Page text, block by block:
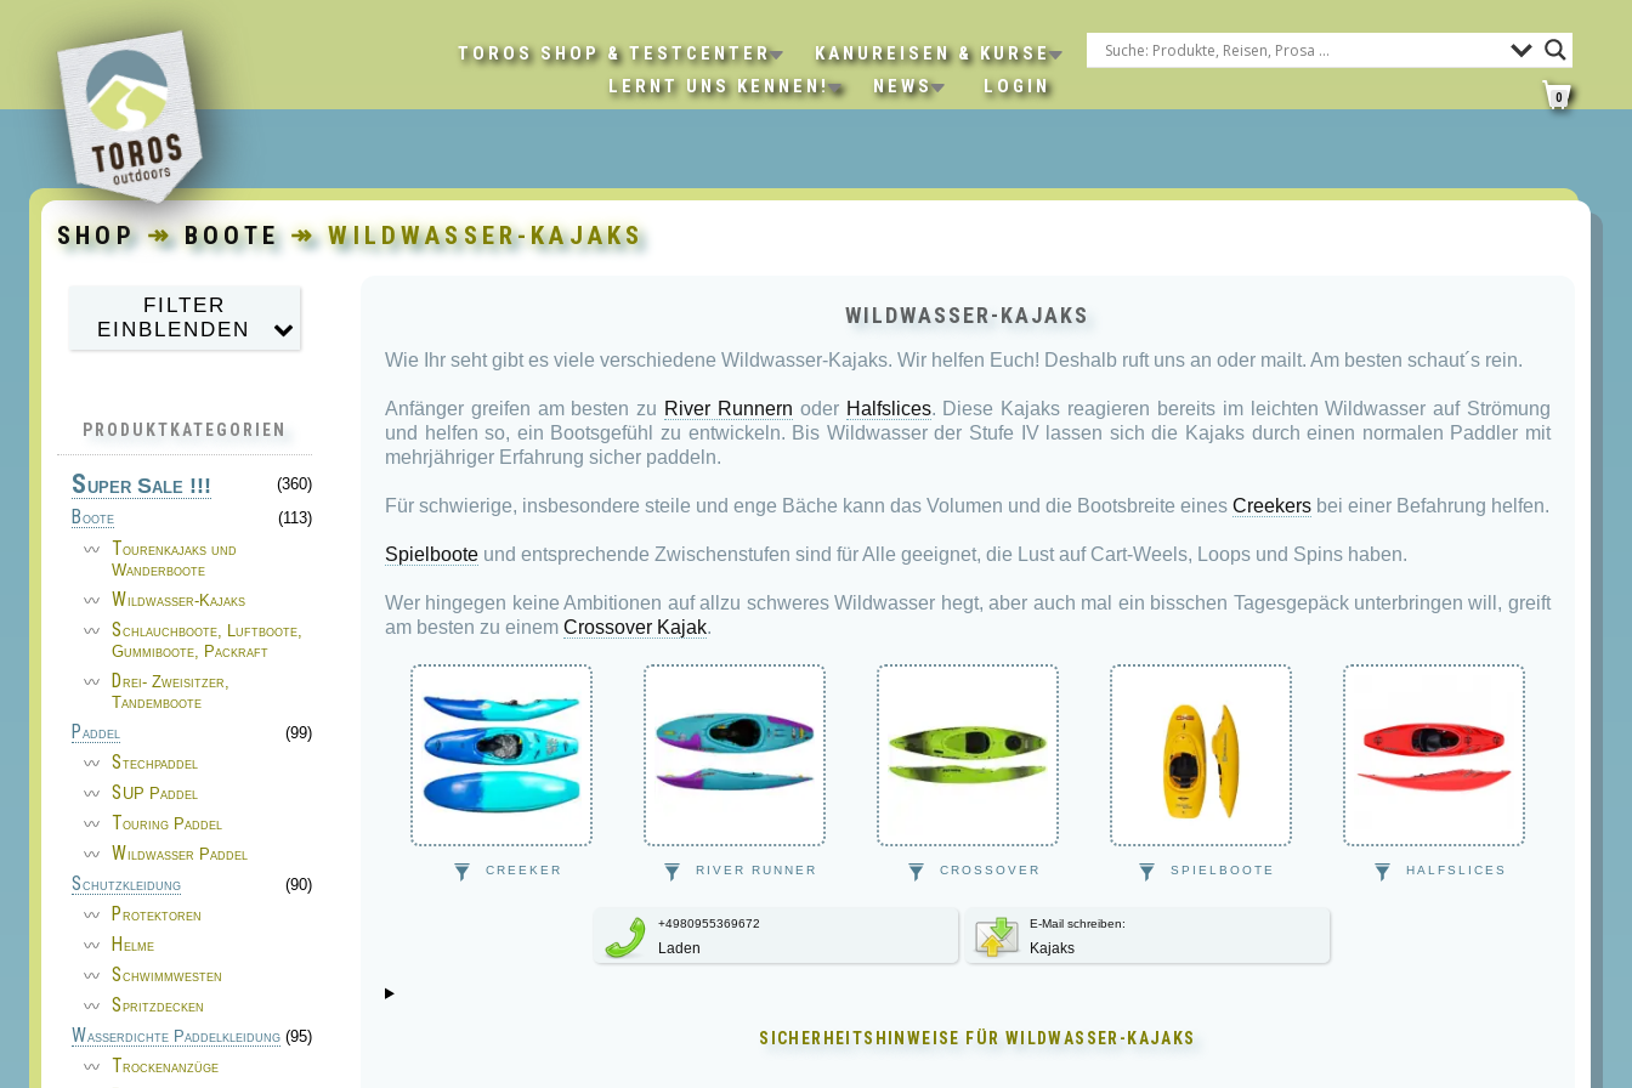
TOROS SHOP & TESTCENTER
KANUREISEN & KURSE
LERNT UNS KENNEN!
NEWS LOGIN
0
SHOP ↠ BOOTE↠ WILDWASSER-KAJAKS
WILDWASSER-KAJAKS
Wie Ihr seht gibt es viele verschiedene Wildwasser-Kajaks.Wir helfen Euch! Deshalb ruft uns an oder mailt. Am besten schaut´s rein.
Anfänger greifen am besten zu River Runnern oder Halfslices. Diese Kajaks reagieren bereits im leichten Wildwasser auf Strömung
und helfen so, ein Bootsgefühl zu entwickeln. Bis Wildwasser der Stufe IV lassen sich die Kajaks durch einen normalen Paddler mit
mehrjähriger Erfahrung sicher paddeln.
Für schwierige, insbesondere steile und enge Bäche kann das Volumen und die Bootsbreite einesCreekers bei einer Befahrung helfen.
Spielboote und entsprechende Zwischenstufen sind für Alle geeignet, die Lust auf Cart-Weels, Loops und Spins haben.
Wer hingegen keine Ambitionen auf allzu schweres Wildwasser hegt, aber auch mal ein bisschen Tagesgepäck unterbringen will, greift
am besten zu einemCrossover Kajak.
CREEKER RIVER RUNNER CROSSOVER SPIELBOOTE HALFSLICES
+4980955369672
Laden
E-Mail schreiben:
Kajaks
SICHERHEITSHINWEISE FÜR WILDWASSER-KAJAKS
FILTER
EINBLENDEN
PRODUKTKATEGORIEN
Super Sale !!!
(360)
Boote
(113)
Tourenkajaks und
Wanderboote
Wildwasser-Kajaks
Schlauchboote, Luftboote,
Gummiboote, Packraft
Drei- Zweisitzer,
Tandemboote
Paddel
(99)
Stechpaddel
SUP Paddel
Touring Paddel
Wildwasser Paddel
Schutzkleidung
(90)
Protektoren
Helme
Schwimmwesten
Spritzdecken
Wasserdichte Paddelkleidung (95)
Trockenanzüge